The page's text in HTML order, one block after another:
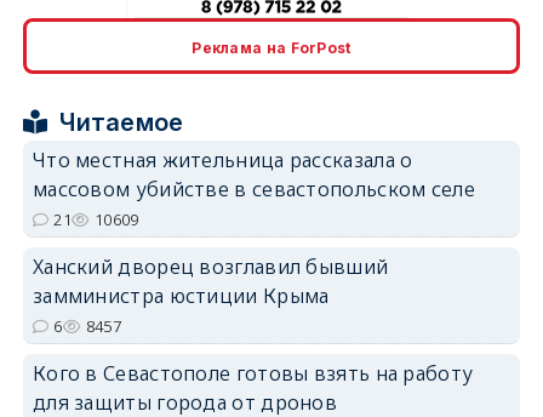
erid: 2SDnjdvhGXG
Реклама на ForPost
Читаемое
Что местная жительница рассказала о
массовом убийстве в севастопольском селе
21 10609
Ханский дворец возглавил бывший
замминистра юстиции Крыма
6 8457
Кого в Севастополе готовы взять на работу
для защиты города от дронов